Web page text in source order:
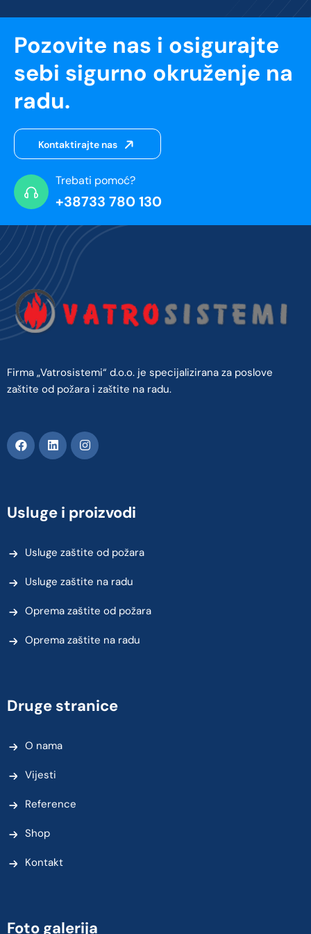
Pozovite nas i osigurajte
sebi sigurno okruženje na
radu.
Kontaktirajte nas
Trebati pomoć?
+38733 780 130
Firma „Vatrosistemi“ d.o.o. je specijalizirana za poslove
zaštite od požara i zaštite na radu.
Usluge i proizvodi
Usluge zaštite od požara
Usluge zaštite na radu
Oprema zaštite od požara
Oprema zaštite na radu
Druge stranice
O nama
Vijesti
Reference
Shop
Kontakt
Foto galerija